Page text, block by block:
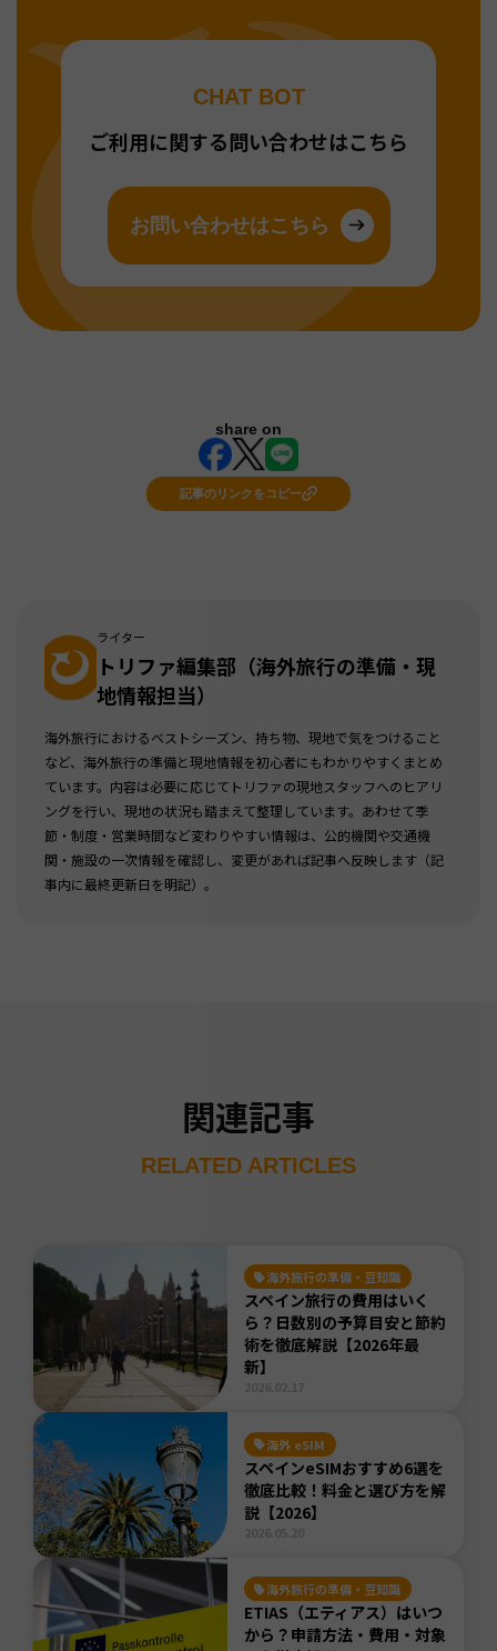
CHAT BOT
ご利用に関する問い合わせはこちら
お問い合わせはこちら
share on
記事のリンクをコピー
ライター
トリファ編集部（海外旅行の準備・現
地情報担当）
海外旅行におけるベストシーズン、持ち物、現地で気をつけること
など、海外旅行の準備と現地情報を初心者にもわかりやすくまとめ
ています。内容は必要に応じてトリファの現地スタッフへのヒアリ
ングを行い、現地の状況も踏まえて整理しています。あわせて季
節・制度・営業時間など変わりやすい情報は、公的機関や交通機
関・施設の一次情報を確認し、変更があれば記事へ反映します（記
事内に最終更新日を明記）。
関連記事
RELATED ARTICLES
海外旅行の準備・豆知識
スペイン旅行の費用はいく
ら？日数別の予算目安と節約
術を徹底解説【2026年最
新】
海外 eSIM
スペインeSIMおすすめ6選を
徹底比較！料金と選び方を解
説【2026】
海外旅行の準備・豆知識
ETIAS（エティアス）はいつ
から？申請方法・費用・対象